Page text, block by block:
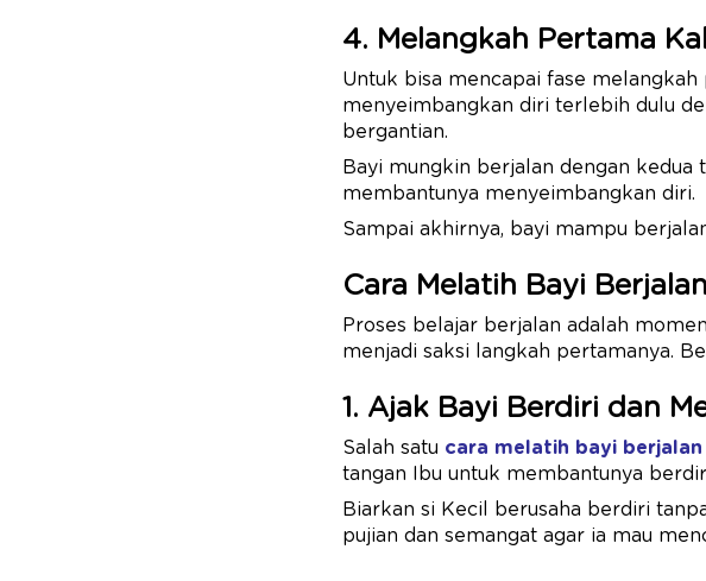
4. Melangkah Pertama
Untuk bisa mencapai fase
menyeimbangkan diri terlebih dulu
bergantian.
Bayi mungkin berjalan dengan
membantunya menyeimbangkan diri.
Sampai akhirnya, bayi mampu
Cara Melatih Bayi
Proses belajar berjalan adalah
menjadi saksi langkah pertamanya.
1. Ajak Bayi Berdiri dan
Salah satu cara melatih bayi berjalan
tangan Ibu untuk membantunya
Biarkan si Kecil berusaha berdiri
pujian dan semangat agar ia mau